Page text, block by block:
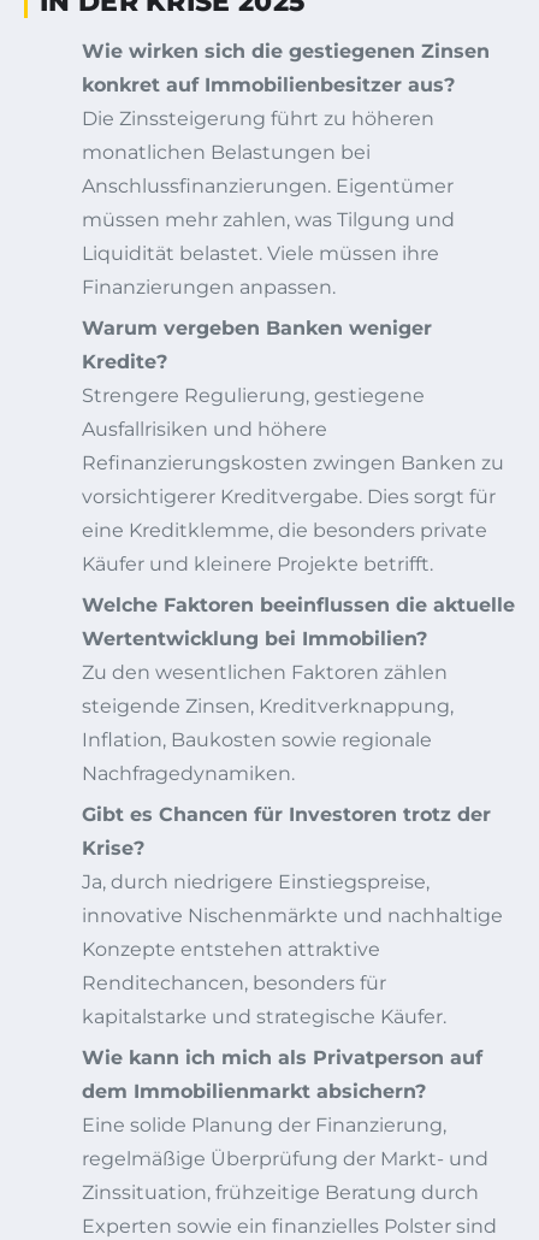
Wie wirken sich die gestiegenen Zinsen
konkret auf Immobilienbesitzer aus?
Die Zinssteigerung führt zu höheren
monatlichen Belastungen bei
Anschlussfinanzierungen. Eigentümer
müssen mehr zahlen, was Tilgung und
Liquidität belastet. Viele müssen ihre
Finanzierungen anpassen.
Warum vergeben Banken weniger
Kredite?
Strengere Regulierung, gestiegene
Ausfallrisiken und höhere
Refinanzierungskosten zwingen Banken zu
vorsichtigerer Kreditvergabe. Dies sorgt für
eine Kreditklemme, die besonders private
Käufer und kleinere Projekte betrifft.
Welche Faktoren beeinflussen die aktuelle
Wertentwicklung bei Immobilien?
Zu den wesentlichen Faktoren zählen
steigende Zinsen, Kreditverknappung,
Inflation, Baukosten sowie regionale
Nachfragedynamiken.
Gibt es Chancen für Investoren trotz der
Krise?
Ja, durch niedrigere Einstiegspreise,
innovative Nischenmärkte und nachhaltige
Konzepte entstehen attraktive
Renditechancen, besonders für
kapitalstarke und strategische Käufer.
Wie kann ich mich als Privatperson auf
dem Immobilienmarkt absichern?
Eine solide Planung der Finanzierung,
regelmäßige Überprüfung der Markt- und
Zinssituation, frühzeitige Beratung durch
Experten sowie ein finanzielles Polster sind